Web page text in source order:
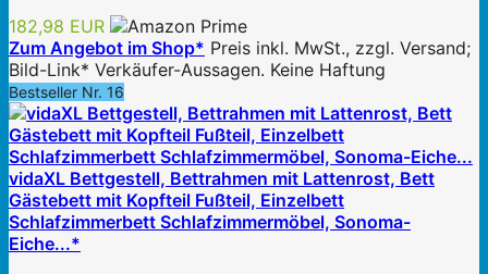
182,98 EUR
Zum Angebot im Shop* Preis inkl. MwSt., zzgl. Versand;
Bild-Link* Verkäufer-Aussagen. Keine Haftung
Bestseller Nr. 16
vidaXL Bettgestell, Bettrahmen mit Lattenrost, Bett
Gästebett mit Kopfteil Fußteil, Einzelbett
Schlafzimmerbett Schlafzimmermöbel, Sonoma-
Eiche...*